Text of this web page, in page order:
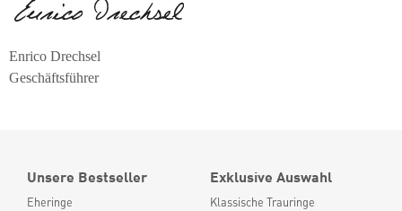
Enrico Drechsel
Geschäftsführer
Unsere Bestseller
Eheringe
Exklusive Auswahl
Klassische Trauringe